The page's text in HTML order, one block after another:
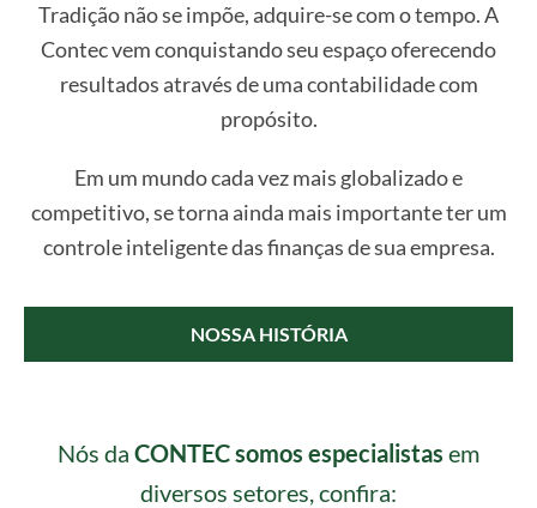
Tradição não se impõe, adquire-se com o tempo. A
Contec vem conquistando seu espaço oferecendo
resultados através de uma contabilidade com
propósito.
Em um mundo cada vez mais globalizado e
competitivo, se torna ainda mais importante ter um
controle inteligente das finanças de sua empresa.
NOSSA HISTÓRIA
Nós da CONTEC somos especialistas em
diversos setores, confira: